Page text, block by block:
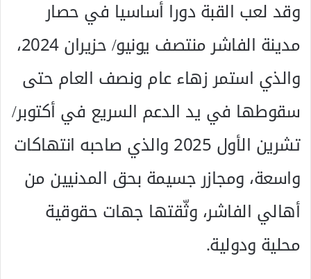
وقد لعب القبة دورا أساسيا في حصار
مدينة الفاشر منتصف يونيو/ حزيران 2024،
والذي استمر زهاء عام ونصف العام حتى
سقوطها في يد الدعم السريع في أكتوبر/
تشرين الأول 2025 والذي صاحبه انتهاكات
واسعة، ومجازر جسيمة بحق المدنيين من
أهالي الفاشر، وثّقتها جهات حقوقية
محلية ودولية.